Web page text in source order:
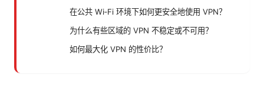
在公共 Wi‑Fi 环境下如何更安全地使用 VPN？
为什么有些区域的 VPN 不稳定或不可用？
如何最大化 VPN 的性价比？